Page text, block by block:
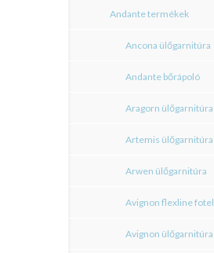
Andante termékek
Ancona ülőgarnitúra
Andante bőrápoló
Aragorn ülőgarnitúra
Artemis ülőgarnitúra
Arwen ülőgarnitúra
Avignon flexline fotel
Avignon ülőgarnitúra